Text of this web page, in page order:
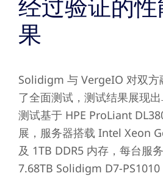
经过验证的
果
Solidigm 与 VergeIO 对双方
了全面测试，测试结果展现出
测试基于 HPE ProLiant
展，服务器搭载 Intel Xeon
及 1TB DDR5 内存，每台服
7.68TB Solidigm D7-